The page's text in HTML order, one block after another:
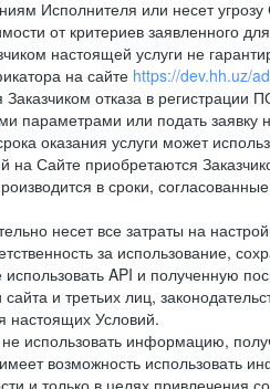
Исполнителя или несет
от критериев заявленного
настоящей услуги не
на сайте https://dev.hh.uz/
отказа в регистрации
параметрами или подать заявку
оказания услуги может
на Сайте приобретаются
в сроки,
несет все затраты на
за использование,
использовать API и
и третьих лиц,
настоящих Условий.
не использовать информацию,
возможность использовать
и только в целях привлечения